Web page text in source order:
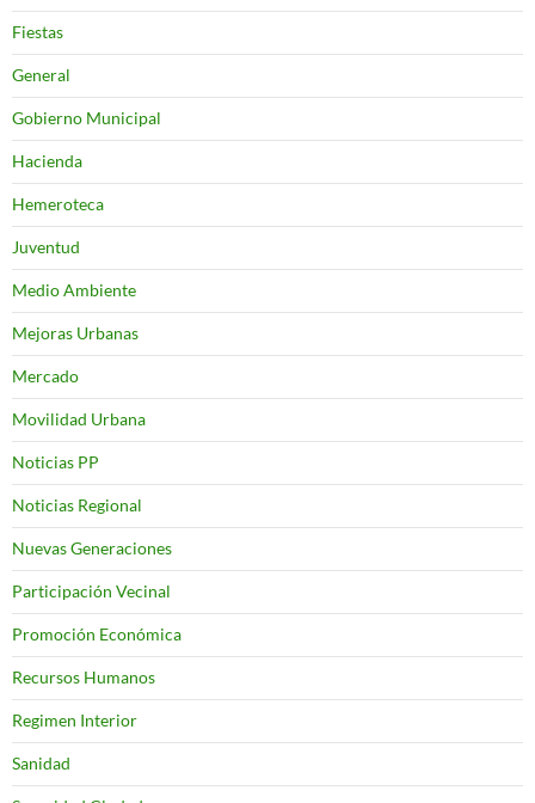
Fiestas
General
Gobierno Municipal
Hacienda
Hemeroteca
Juventud
Medio Ambiente
Mejoras Urbanas
Mercado
Movilidad Urbana
Noticias PP
Noticias Regional
Nuevas Generaciones
Participación Vecinal
Promoción Económica
Recursos Humanos
Regimen Interior
Sanidad